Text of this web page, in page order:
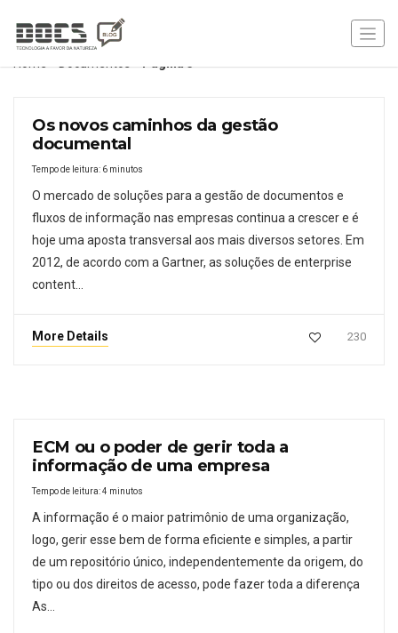
Os novos caminhos da gestão
documental
Tempo de leitura: 6 minutos
O mercado de soluções para a gestão de documentos e
fluxos de informação nas empresas continua a crescer e é
hoje uma aposta transversal aos mais diversos setores. Em
2012, de acordo com a Gartner, as soluções de enterprise
content…
More Details 230
ECM ou o poder de gerir toda a
informação de uma empresa
Tempo de leitura:4 minutos
A informação é o maior patrimônio de uma organização,
logo, gerir esse bem de forma eficiente e simples, a partir
de um repositório único, independentemente da origem, do
tipo ou dos direitos de acesso, pode fazer toda a diferença
As…